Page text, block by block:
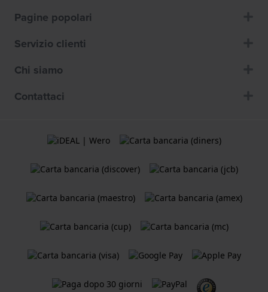
Pagine popolari
Servizio clienti
Chi siamo
Contattaci